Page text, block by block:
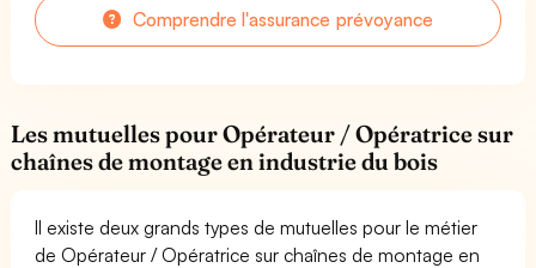
Comprendre l'assurance prévoyance
Les mutuelles pour Opérateur / Opératrice sur
chaînes de montage en industrie du bois
Il existe deux grands types de mutuelles pour le métier
de Opérateur / Opératrice sur chaînes de montage en